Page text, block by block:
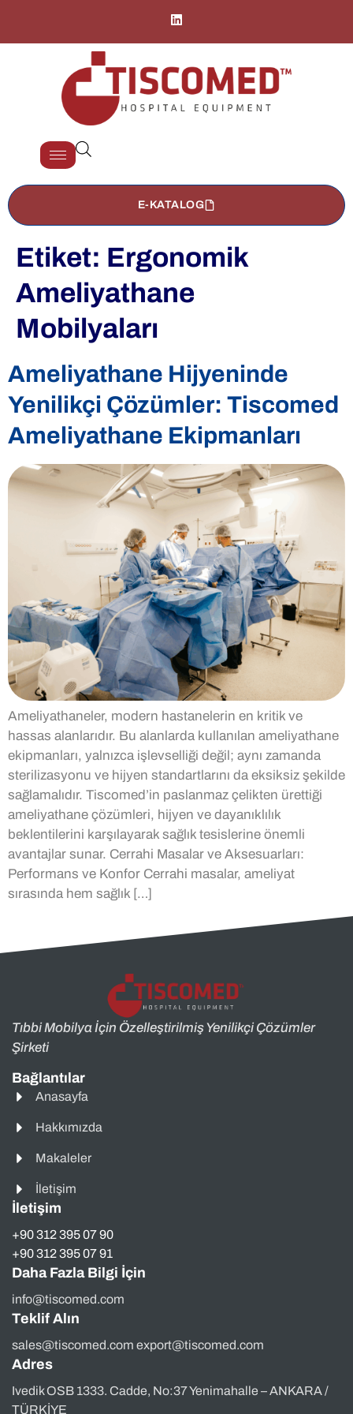
E-KATALOG
Etiket: Ergonomik
Ameliyathane
Mobilyaları
Ameliyathane Hijyeninde
Yenilikçi Çözümler: Tiscomed
Ameliyathane Ekipmanları
Ameliyathaneler, modern hastanelerin en kritik ve
hassas alanlarıdır. Bu alanlarda kullanılan ameliyathane
ekipmanları, yalnızca işlevselliği değil; aynı zamanda
sterilizasyonu ve hijyen standartlarını da eksiksiz şekilde
sağlamalıdır. Tiscomed’in paslanmaz çelikten ürettiği
ameliyathane çözümleri, hijyen ve dayanıklılık
beklentilerini karşılayarak sağlık tesislerine önemli
avantajlar sunar. Cerrahi Masalar ve Aksesuarları:
Performans ve Konfor Cerrahi masalar, ameliyat
sırasında hem sağlık […]
Tıbbi Mobilya İçin Özelleştirilmiş Yenilikçi Çözümler
Şirketi
Bağlantılar
Anasayfa
Hakkımızda
Makaleler
İletişim
İletişim
+90 312 395 07 90
+90 312 395 07 91
Daha Fazla Bilgi İçin
info@tiscomed.com
Teklif Alın
sales@tiscomed.com export@tiscomed.com
Adres
Ivedik OSB 1333. Cadde, No:37 Yenimahalle – ANKARA /
TÜRKİYE